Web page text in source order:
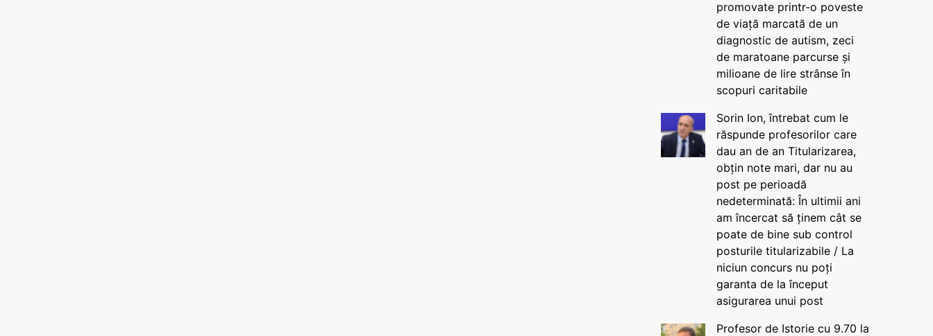
promovate printr-o poveste
de viață marcată de un
diagnostic de autism, zeci
de maratoane parcurse și
milioane de lire strânse în
scopuri caritabile
Sorin Ion, întrebat cum le
răspunde profesorilor care
dau an de an Titularizarea,
obțin note mari, dar nu au
post pe perioadă
nedeterminată: În ultimii ani
am încercat să ținem cât se
poate de bine sub control
posturile titularizabile / La
niciun concurs nu poți
garanta de la început
asigurarea unui post
Profesor de Istorie cu 9.70 la